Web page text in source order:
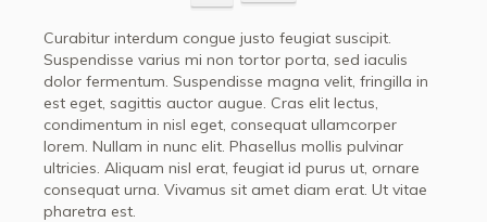
Curabitur interdum congue justo feugiat suscipit.
Suspendisse varius mi non tortor porta, sed iaculis
dolor fermentum. Suspendisse magna velit, fringilla in
est eget, sagittis auctor augue. Cras elit lectus,
condimentum in nisl eget, consequat ullamcorper
lorem. Nullam in nunc elit. Phasellus mollis pulvinar
ultricies. Aliquam nisl erat, feugiat id purus ut, ornare
consequat urna. Vivamus sit amet diam erat. Ut vitae
pharetra est.